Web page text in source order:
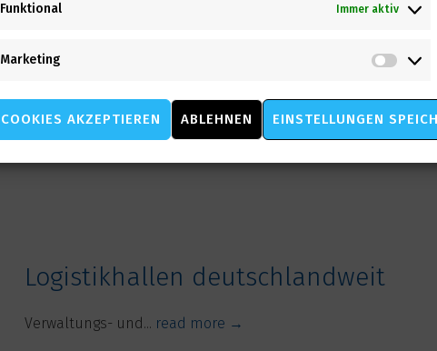
Funktional Immer aktiv
Marketing
COOKIES AKZEPTIEREN ABLEHNEN EINSTELLUNGEN
Verwaltungs- und...read more →
Logistikhallen deutschlandweit
Verwaltungs- und... read more →